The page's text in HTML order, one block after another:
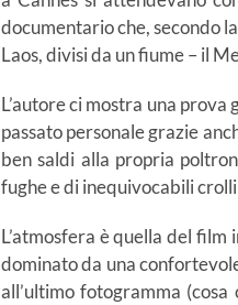
documentario che, secondo
Laos, divisi da un fiume – il
L’autore ci mostra una
passato personale grazie
ben saldi alla propria
fughe e di inequivocabili
L’atmosfera è quella del
dominato da una
all’ultimo fotogramma